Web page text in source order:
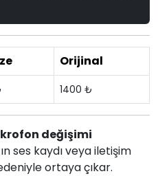
Orijinal
1400 ₺
değişimi
ses kaydı veya iletişim
ortaya çıkar.